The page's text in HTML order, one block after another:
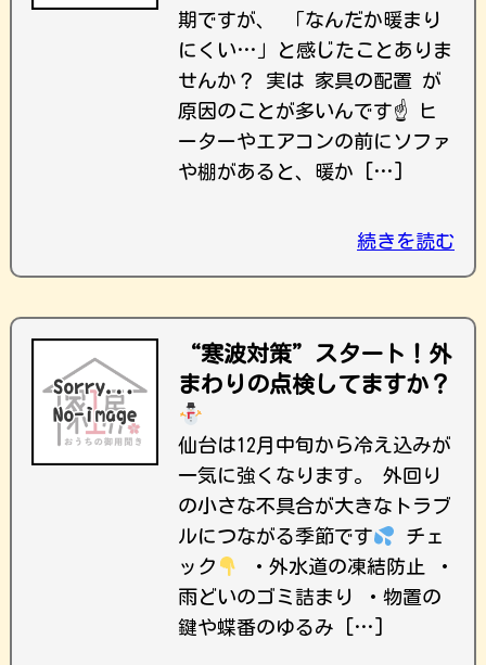
期ですが、 「なんだか暖まり
にくい…」と感じたことありま
せんか？ 実は 家具の配置 が
原因のことが多いんです☝️ ヒ
ーターやエアコンの前にソファ
や棚があると、暖か […]
続きを読む
“寒波対策”スタート！外
まわりの点検してますか？
仙台は12月中旬から冷え込みが
一気に強くなります。 外回り
の小さな不具合が大きなトラブ
ルにつながる季節です
チェ
ック
・外水道の凍結防止 ・
雨どいのゴミ詰まり ・物置の
鍵や蝶番のゆるみ […]